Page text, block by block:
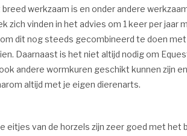
werkzaam is en onder andere
zich vinden in het advies om 1 keer per
dit nog steeds gecombineerd te doen
Daarnaast is het niet altijd nodig om
andere wormkuren geschikt kunnen zijn
altijd met je eigen dierenarts.
van de horzels zijn zeer goed met